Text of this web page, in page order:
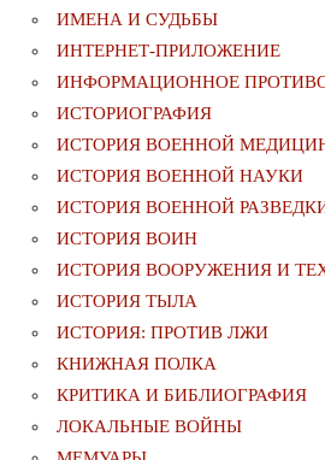
ИМЕНА И СУДЬБЫ
ИНТЕРНЕТ-ПРИЛОЖЕНИЕ
ИНФОРМАЦИОННОЕ
ИСТОРИОГРАФИЯ
ИСТОРИЯ ВОЕННОЙ
ИСТОРИЯ ВОЕННОЙ НАУКИ
ИСТОРИЯ ВОЕННОЙ
ИСТОРИЯ ВОИН
ИСТОРИЯ ВООРУЖЕНИЯ И
ИСТОРИЯ ТЫЛА
ИСТОРИЯ: ПРОТИВ ЛЖИ
КНИЖНАЯ ПОЛКА
КРИТИКА И БИБЛИОГРАФИЯ
ЛОКАЛЬНЫЕ ВОЙНЫ